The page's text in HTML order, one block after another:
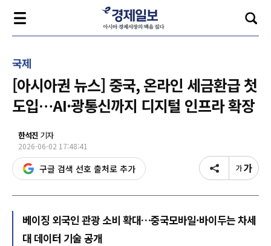
국제
[아시아권 뉴스] 중국, 온라인 세금환급 첫
도입…AI·광통신까지 디지털 인프라 확장
한석진 기자
2026-06-02 17:48:41
구글 검색 선호 출처로 추가
베이징 외국인 관광 소비 확대…중국모바일·바이두는 차세
대 데이터 기술 공개